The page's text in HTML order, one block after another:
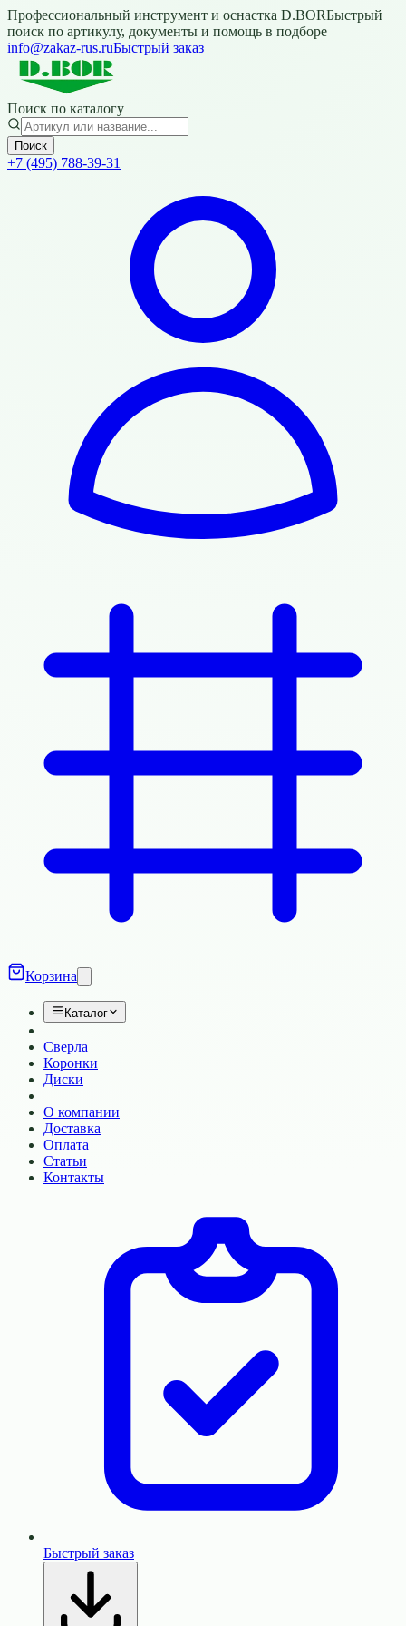
Профессиональный инструмент и оснастка D.BORБыстрый
поиск по артикулу, документы и помощь в подборе
info@zakaz-rus.ruБыстрый заказ
Поиск по каталогу
Поиск
+7 (495) 788-39-31
Корзина
Каталог
Сверла
Коронки
Диски
О компании
Доставка
Оплата
Статьи
Контакты
Быстрый заказ